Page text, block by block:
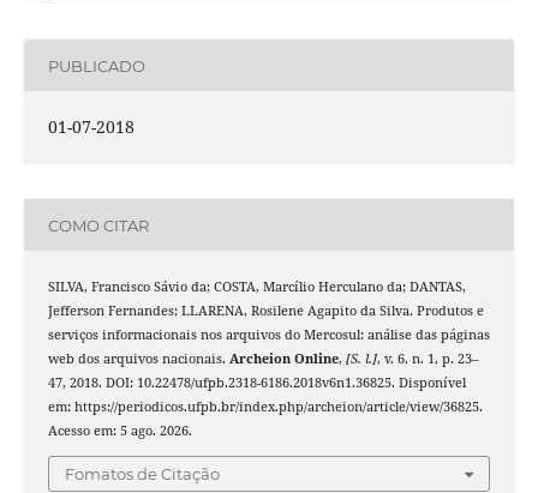
PUBLICADO
01-07-2018
COMO CITAR
SILVA, Francisco Sávio da; COSTA, Marcílio Herculano da; DANTAS,
Jefferson Fernandes; LLARENA, Rosilene Agapito da Silva. Produtos e
serviços informacionais nos arquivos do Mercosul: análise das páginas
web dos arquivos nacionais. Archeion Online, [S. l.], v. 6, n. 1, p. 23–
47, 2018. DOI: 10.22478/ufpb.2318-6186.2018v6n1.36825. Disponível
em: https://periodicos.ufpb.br/index.php/archeion/article/view/36825.
Acesso em: 5 ago. 2026.
Fomatos de Citação